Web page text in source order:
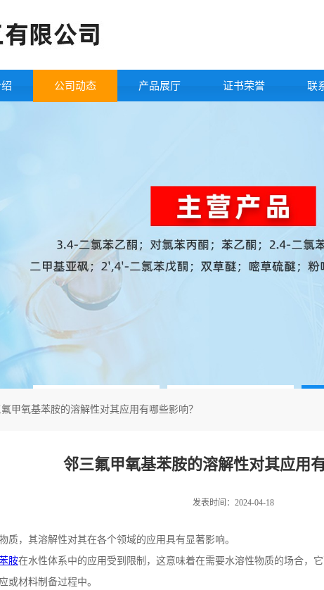
公司动态 产品展厅 证书荣誉 联
甲氧基苯胺的溶解性对其应用有哪些影响？
邻三氟甲氧基苯胺的溶解性对其应用
发表时间：2024-04-18
质，其溶解性对其在各个领域的应用具有显著影响。
胺在水性体系中的应用受到限制，这意味着在需要水溶性物质的场合，
或材料制备过程中。